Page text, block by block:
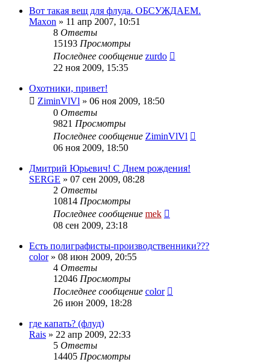
Вот такая вещ для флуда. ОБСУЖДАЕМ.
Maxon » 11 апр 2007, 10:51
8 Ответы
15193 Просмотры
Последнее сообщение zurdo
22 ноя 2009, 15:35
Охотники, привет!
ZiminVlVl » 06 ноя 2009, 18:50
0 Ответы
9821 Просмотры
Последнее сообщение ZiminVlVl
06 ноя 2009, 18:50
Дмитрий Юрьевич! С Днем рождения!
SERGE » 07 сен 2009, 08:28
2 Ответы
10814 Просмотры
Последнее сообщение mek
08 сен 2009, 23:18
Есть полиграфисты-производственники???
color» 08 июн 2009, 20:55
4 Ответы
12046 Просмотры
Последнее сообщение color
26 июн 2009, 18:28
где капать? (флуд)
Rais » 22 апр 2009, 22:33
5 Ответы
14405 Просмотры